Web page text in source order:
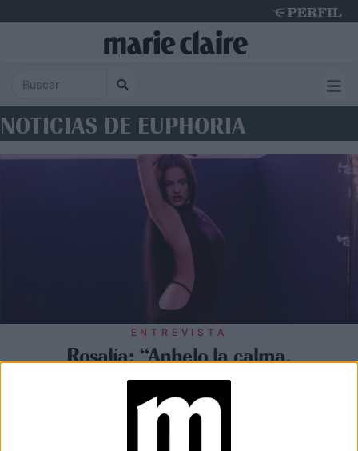
NOTICIAS DE EUPHORIA
ENTREVISTA
Rosalía: “Anhelo la calma,
aunque el caos hace que la
tinta fluya”